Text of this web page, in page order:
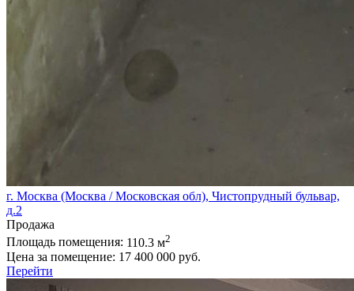
г. Москва (Москва / Московская обл), Чистопрудный бульвар,
д.2
Продажа
Площадь помещения: 110.3 м2
Цена за помещение: 17 400 000 руб.
Перейти